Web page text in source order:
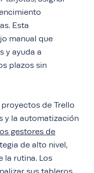
Esta
manual que
y ayuda a
plazos sin
de Trello
y la automatización
los gestores de
de alto nivel,
la rutina. Los